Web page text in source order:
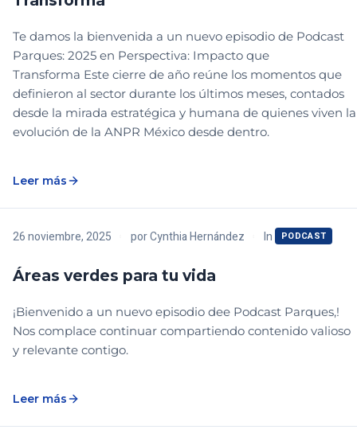
Te damos la bienvenida a un nuevo episodio de Podcast
Parques: 2025 en Perspectiva: Impacto que
Transforma Este cierre de año reúne los momentos que
definieron al sector durante los últimos meses, contados
desde la mirada estratégica y humana de quienes viven la
evolución de la ANPR México desde dentro.
Leer más
26 noviembre, 2025 porCynthia Hernández In PODCAST
Áreas verdes para tu vida
¡Bienvenido a un nuevo episodio dee Podcast Parques,!
Nos complace continuar compartiendo contenido valioso
y relevante contigo.
Leer más